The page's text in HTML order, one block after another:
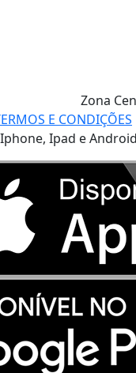
Zona
E CONDIÇÕES
Ipad e Android